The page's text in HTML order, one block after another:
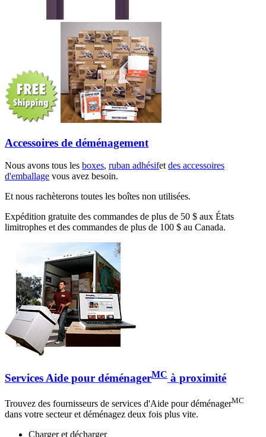
Accessoires de déménagement
Nous avons tous les boxes, ruban adhésifetdes accessoires
d'emballage vous avez besoin.
Et nous rachèterons toutes les boîtes non utilisées.
Expédition gratuite des commandes de plus de 50 $ aux États
limitrophes et des commandes de plus de 100 $ au Canada.
Services Aide pour déménagerMC à proximité
Trouvez des fournisseurs de services d'Aide pour déménagerMC
dans votre secteur et déménagez deux fois plus vite.
Charger et décharger